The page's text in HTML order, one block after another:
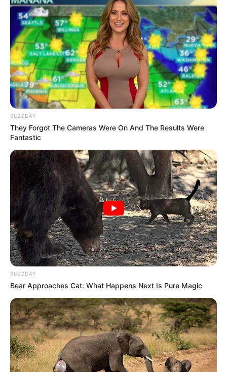
BUZZDAY
They Forgot The Cameras Were On And The Results Were
Fantastic
BUZZDAY
Bear Approaches Cat: What Happens Next Is Pure Magic